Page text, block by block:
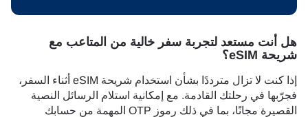
هل أنت مستعد لتجربة سفر خالية من المتاعب مع
شريحة eSIM؟
إذا كنت لا تزال مترددًا بشأن استخدام شريحة eSIM أثناء السفر،
فجرّبها في رحلتك القادمة. مع إمكانية استلام الرسائل النصية
القصيرة مجانًا، بما في ذلك رموز OTP المهمة من حسابك